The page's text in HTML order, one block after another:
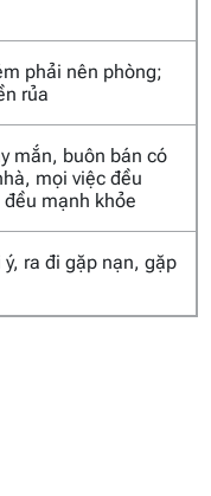
phải nên phòng;
rủa
mắn, buôn bán có
mọi việc đều
mạnh khỏe
ra đi gặp nạn, gặp